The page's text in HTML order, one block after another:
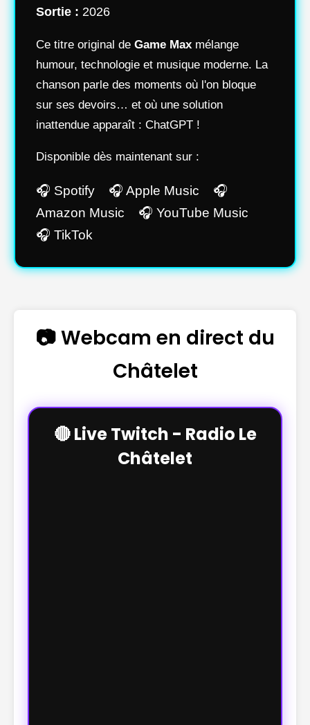
Sortie : 2026
Ce titre original de Game Max mélange
humour, technologie et musique moderne. La
chanson parle des moments où l'on bloque
sur ses devoirs… et où une solution
inattendue apparaît : ChatGPT !
Disponible dès maintenant sur :
🎧 Spotify 🎧 Apple Music 🎧
Amazon Music 🎧 YouTube Music
🎧 TikTok
📷 Webcam en direct du
Châtelet
🔴 Live Twitch - Radio Le
Châtelet